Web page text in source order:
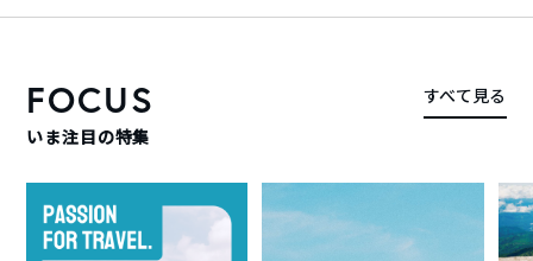
FOCUS
いま注目の特集
すべて見る